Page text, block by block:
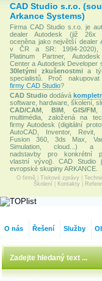
CAD Studio s.r.o.
Arkance Systems)
Firma CAD Studio s.r.o. je
dealer Autodesk (již 26x
oceněna jako největší dealer
v ČR a SR: 1994-2020),
Platinum Partner,
Center a Autodesk Developer
30letými zkušenostmia
specialistů. Proč
firmy CAD Studio?
CAD Studio dodává
software, hardware, školení,
CAD/CAM
BIM,GIS/FM
multimédia, založená na
firmy Autodesk (digitální
AutoCAD, Inventor, Revit,
Fusion 360, 3ds Max,
Simulation, cloud...) a
nadstavby pro konkrétní
vlastní vývoj). CAD Studio
evropské skupiny ARKANCE.
O firmě Tiskové zprávy
Školení
Kontakty
O nás Řešení Služby